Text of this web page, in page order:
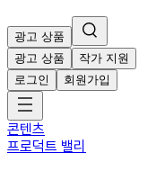
광고 상품
광고 상품
작가 지원
로그인
회원가입
콘텐츠
프로덕트 밸리